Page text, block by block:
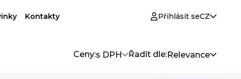
Kontakty Přihlásit seCZ
Ceny:s DPH Řadit dle:Relevance